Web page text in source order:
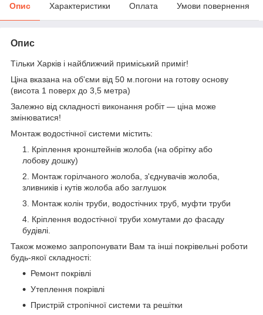
Опис Характеристики Оплата Умови повернення
Опис
Тільки Харків і найближчий приміський приміг!
Ціна вказана на об'єми від 50 м.погони на готову основу
(висота 1 поверх до 3,5 метра)
Залежно від складності виконання робіт — ціна може
змінюватися!
Монтаж водостічної системи містить:
Кріплення кронштейнів жолоба (на обрітку або
лобову дошку)
Монтаж горілчаного жолоба, з'єднувачів жолоба,
зливників і кутів жолоба або заглушок
Монтаж колін труби, водостічних труб, муфти труби
Кріплення водостічної труби хомутами до фасаду
будівлі.
Також можемо запропонувати Вам та інші покрівельні роботи
будь-якої складності:
Ремонт покрівлі
Утеплення покрівлі
Пристрій стропічної системи та решітки